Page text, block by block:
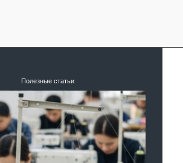
Полезные статьи